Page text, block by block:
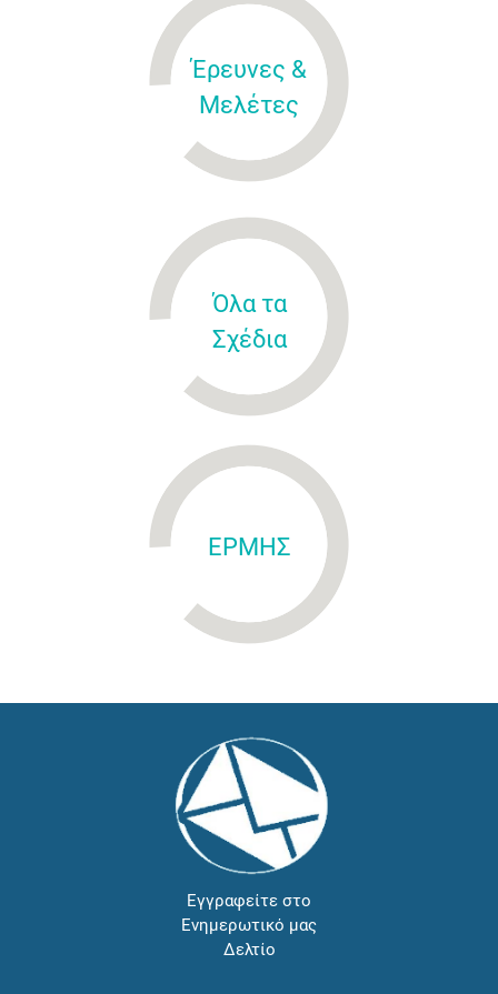
Έρευνες &
Μελέτες
Όλα τα
Σχέδια
ΕΡΜΗΣ
Εγγραφείτε στο
Ενημερωτικό μας
Δελτίο